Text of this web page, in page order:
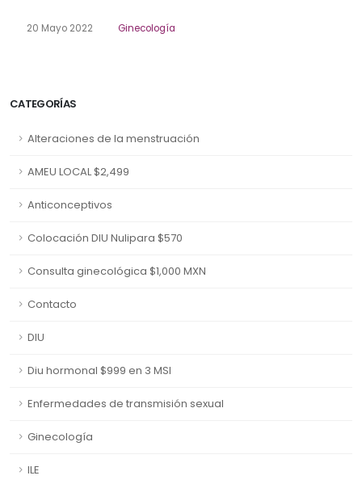
CATEGORÍAS
Alteraciones de la menstruación
AMEU LOCAL $2,499
Anticonceptivos
Colocación DIU Nulipara $570
Consulta ginecológica $1,000 MXN
Contacto
DIU
Diu hormonal $999 en 3 MSI
Enfermedades de transmisión sexual
Ginecología
ILE
20 Mayo 2022 Ginecología